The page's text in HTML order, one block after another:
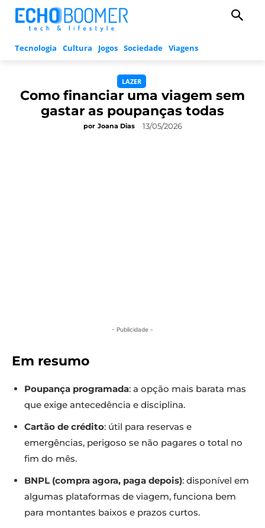
Tecnologia Cultura Jogos Sociedade Viagens
LAZER
Como financiar uma viagem sem
gastar as poupanças todas
por Joana Dias 13/05/2026
- Publicidade -
Em resumo
Poupança programada: a opção mais barata mas
que exige antecedência e disciplina.
Cartão de crédito: útil para reservas e
emergências, perigoso se não pagares o total no
fim do mês.
BNPL (compra agora, paga depois): disponível em
algumas plataformas de viagem, funciona bem
para montantes baixos e prazos curtos.